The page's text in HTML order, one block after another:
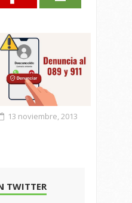
13 noviembre, 2013
TWITTER